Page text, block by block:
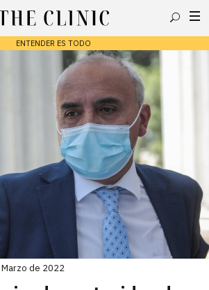
ENTENDER ES TODO
enter para buscar
de 2022